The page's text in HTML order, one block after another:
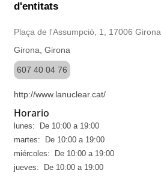
d'entitats
Plaça de l'Assumpció, 1, 17006 Girona
Girona, Girona
607 40 04 76
http://www.lanuclear.cat/
Horario
lunes: De 10:00 a 19:00
martes: De 10:00 a 19:00
miércoles: De 10:00 a 19:00
jueves: De 10:00 a 19:00